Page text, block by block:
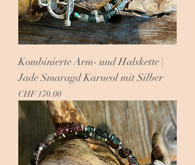
Kombinierte Arm- und Halskette |
Jade Smaragd Karneol mit Silber
Preis
CHF 170.00